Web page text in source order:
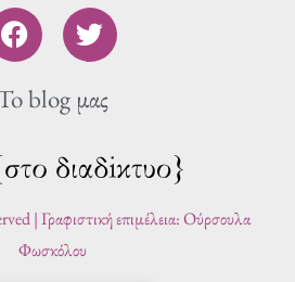
F
a
c
e
o
o
k
T
w
i
t
e
r
blog μας
| Γραφιστική επιμέλεια: Ούρσουλα
Φωσκόλου